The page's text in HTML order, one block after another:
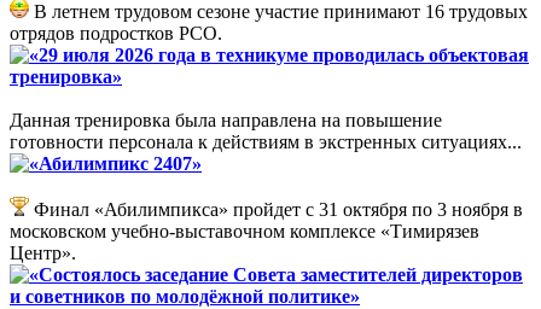
В летнем трудовом сезоне участие принимают 16 трудовых
отрядов подростков РСО.
«29 июля 2026 года в техникуме проводилась объектовая
тренировка»
Данная тренировка была направлена на повышение
готовности персонала к действиям в экстренных ситуациях...
«Абилимпикс 2407»
Финал «Абилимпикса» пройдет с 31 октября по 3 ноября в
московском учебно-выставочном комплексе «Тимирязев
Центр».
«Состоялось заседание Совета заместителей директоров
и советников по молодёжной политике»